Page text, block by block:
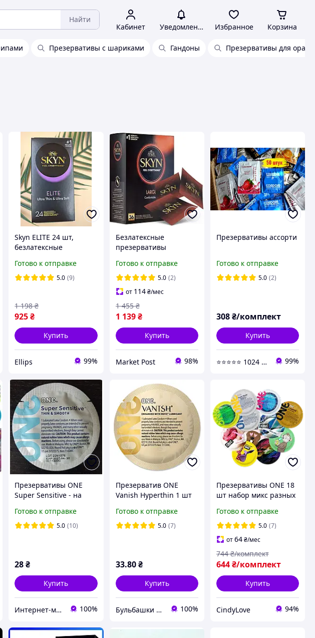
Найти
Кабинет Уведомления Избранное Корзина
Презервативы с шариками Гандоны Презервативы для
Skyn ELITE 24 шт,
безлатексные
Надежные без латекса,
ультратонкие Ellips
Готово к отправке
5.0 (9)
925₴
1 198 ₴
Купить
Ellips 99%
Безлатексные
презервативы
Skyn Large 36 шт,
мужские презервативы
в коробке
Готово к отправке
5.0 (2)
от 114 ₴/мес
1 139 ₴
1 455 ₴
Купить
Market Post 98%
Презервативы ассорти
Готово к отправке
5.0 (2)
308₴/комплект
Купить
⭐⭐⭐⭐⭐ 1024 - Быстрая отправка в день заказа 99%
Презервативы ONE
Super Sensitive - на
Готово к отправке
5.0 (10)
28₴
Купить
Интернет-магазин "Резинки" 100%
Презерватив ONE
Vanish Hyperthin 1 шт
Готово к отправке
5.0 (7)
33.80 ₴
Купить
Бульбашки щастя 100%
Презервативы ONE 18
шт набор микс разных
Готово к отправке
5.0 (7)
от64₴/мес
644₴/комплект
744 ₴/комплект
Купить
CindyLove 94%